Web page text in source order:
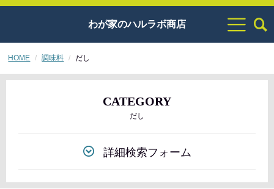
わが家のハルラボ商店
HOME 調味料 だし
CATEGORY
だし
詳細検索フォーム